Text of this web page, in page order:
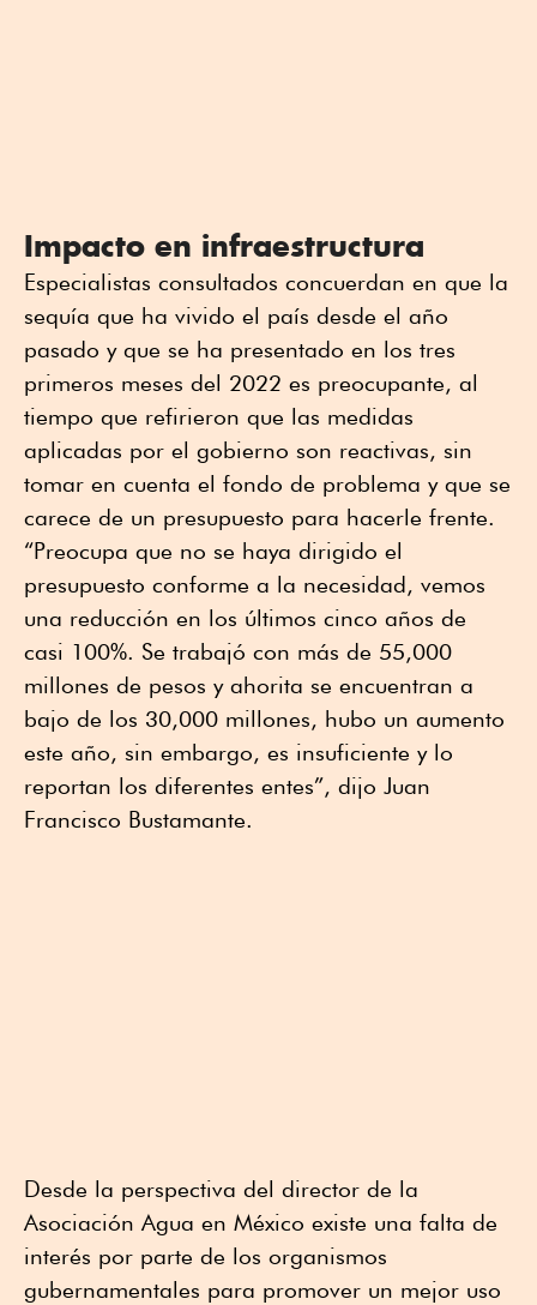
Impacto en infraestructura
Especialistas consultados concuerdan en que la
sequía que ha vivido el país desde el año
pasado y que se ha presentado en los tres
primeros meses del 2022 es preocupante, al
tiempo que refirieron que las medidas
aplicadas por el gobierno son reactivas, sin
tomar en cuenta el fondo de problema y que se
carece de un presupuesto para hacerle frente.
“Preocupa que no se haya dirigido el
presupuesto conforme a la necesidad, vemos
una reducción en los últimos cinco años de
casi 100%. Se trabajó con más de 55,000
millones de pesos y ahorita se encuentran a
bajo de los 30,000 millones, hubo un aumento
este año, sin embargo, es insuficiente y lo
reportan los diferentes entes”, dijo Juan
Francisco Bustamante.
Desde la perspectiva del director de la
Asociación Agua en México existe una falta de
interés por parte de los organismos
gubernamentales para promover un mejor uso